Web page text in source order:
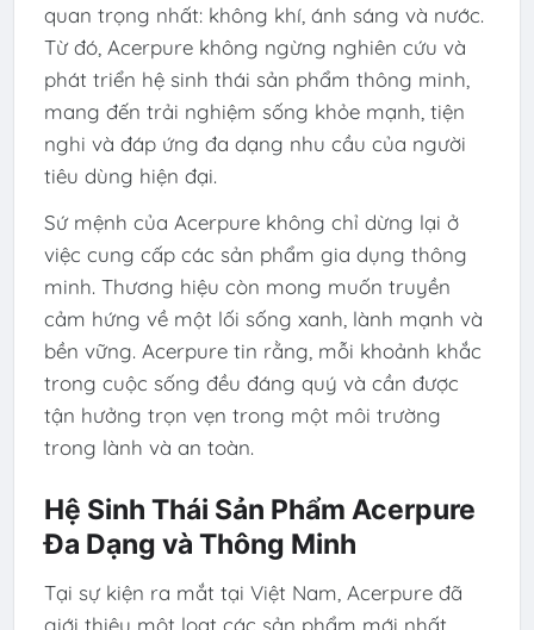
quan trọng nhất: không khí, ánh sáng và nước.
Từ đó, Acerpure không ngừng nghiên cứu và
phát triển hệ sinh thái sản phẩm thông minh,
mang đến trải nghiệm sống khỏe mạnh, tiện
nghi và đáp ứng đa dạng nhu cầu của người
tiêu dùng hiện đại.
Sứ mệnh của Acerpure không chỉ dừng lại ở
việc cung cấp các sản phẩm gia dụng thông
minh. Thương hiệu còn mong muốn truyền
cảm hứng về một lối sống xanh, lành mạnh và
bền vững. Acerpure tin rằng, mỗi khoảnh khắc
trong cuộc sống đều đáng quý và cần được
tận hưởng trọn vẹn trong một môi trường
trong lành và an toàn.
Hệ Sinh Thái Sản Phẩm Acerpure
Đa Dạng và Thông Minh
Tại sự kiện ra mắt tại Việt Nam, Acerpure đã
giới thiệu một loạt các sản phẩm mới nhất,